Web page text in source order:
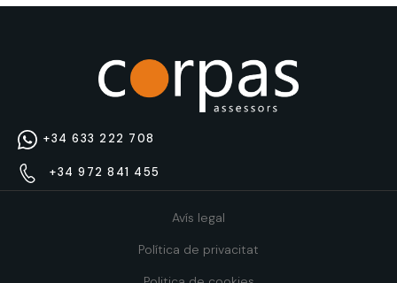
+34 633 222 708
+34 972 841 455
Avís legal
Política de privacitat